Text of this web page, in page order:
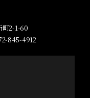
町2-1-60
845-4912